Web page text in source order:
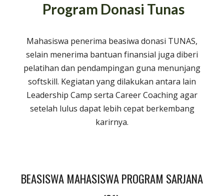
Program Donasi Tunas
Mahasiswa penerima beasiwa donasi TUNAS,
selain menerima bantuan finansial juga diberi
pelatihan dan pendampingan guna menunjang
softskill. Kegiatan yang dilakukan antara lain
Leadership Camp serta Career Coachingagar
setelah lulus dapat lebih cepat berkembang
karirnya.
BEASISWA MAHASISWA PROGRAM SARJANA